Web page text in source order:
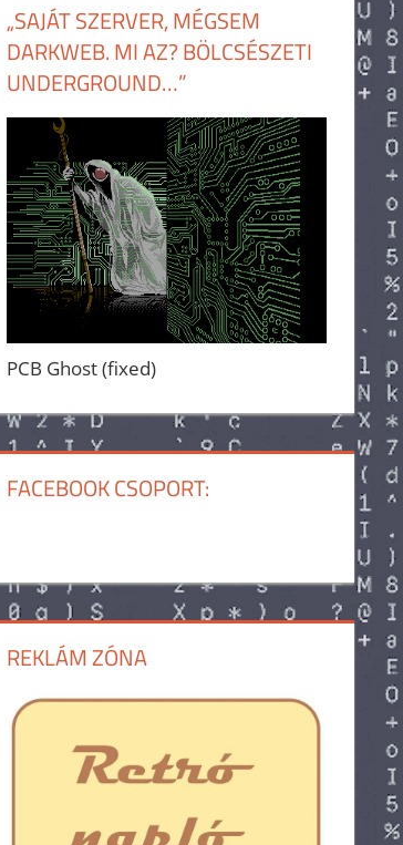
„SAJÁT SZERVER, MÉGSEM
DARKWEB. MI AZ? BÖLCSÉSZETI
UNDERGROUND…”
PCB Ghost (fixed)
FACEBOOK CSOPORT:
REKLÁM ZÓNA